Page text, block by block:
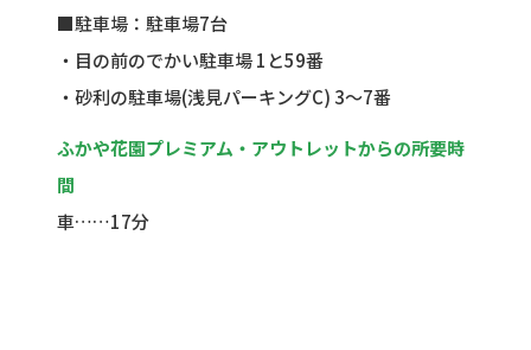
■駐車場：駐車場7台
・目の前のでかい駐車場 1と59番
・砂利の駐車場(浅見パーキングC) 3〜7番
ふかや花園プレミアム・アウトレットからの所要時
間
車……17分